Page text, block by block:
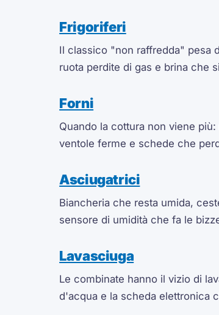
Frigoriferi
Il classico "non raffredda" pesa
ruota perdite di gas e brina che
Forni
Quando la cottura non viene
ventole ferme e schede che
Asciugatrici
Biancheria che resta umida,
sensore di umidità che fa le
Lavasciuga
Le combinate hanno il vizio di
d'acqua e la scheda elettronica